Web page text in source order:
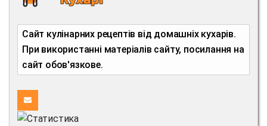
Сайт кулінарних рецептів від домашніх кухарів.
При використанні матеріалів сайту, посилання на
сайт обов'язкове.